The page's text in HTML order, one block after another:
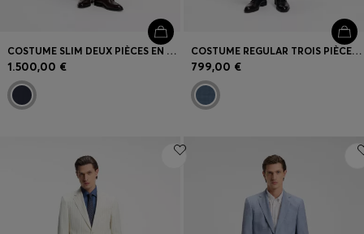
COSTUME SLIM DEUX PIÈCES EN MOHAIR ET SOIE
1.500,00 €
COSTUME REGULAR TROIS PIÈCES EN LAINE VIERGE À MOTIF
799,00 €